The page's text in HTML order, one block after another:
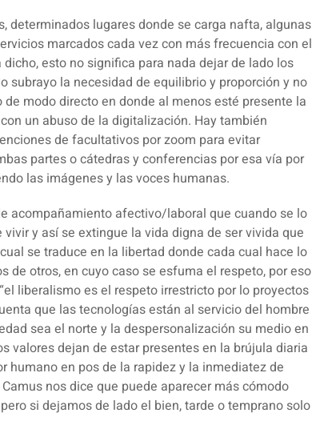
determinados lugares donde se carga nafta, algunas
marcados cada vez con más frecuencia con el
esto no significa para nada dejar de lado los
subrayo la necesidad de equilibrio y proporción y no
modo directo en donde al menos esté presente la
un abuso de la digitalización. Hay también
de facultativos por zoom para evitar
partes o cátedras y conferencias por esa vía por
las imágenes y las voces humanas.
acompañamiento afectivo/laboral que cuando se lo
y así se extingue la vida digna de ser vivida que
se traduce en la libertad donde cada cual hace lo
de otros, en cuyo caso se esfuma el respeto, por eso
liberalismo es el respeto irrestricto por lo proyectos
que las tecnologías están al servicio del hombre
sea el norte y la despersonalización su medioen
valores dejan de estar presentes en la brújula diaria
humano en pos de la rapidez y la inmediatez de
nos dice que puede aparecer más cómodo
si dejamos de lado el bien, tarde o temprano solo